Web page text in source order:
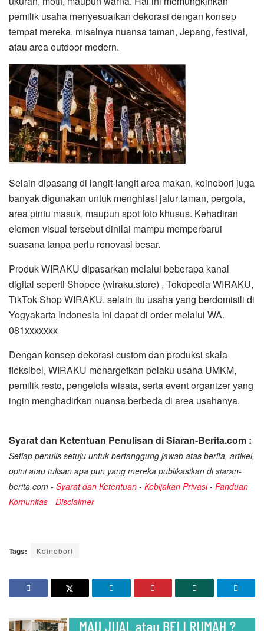
pemilik usaha menyesuaikan dekorasi dengan konsep
tempat mereka, misalnya nuansa taman, Jepang, festival,
atau area outdoor modern.
Selain dipasang di langit-langit area makan, koinobori juga
banyak digunakan untuk menghiasi jalur taman, pergola,
area pintu masuk, maupun spot foto khusus. Kehadiran
elemen visual tersebut dinilai mampu memperbarui
suasana tanpa perlu renovasi besar.
Produk WIRAKU dipasarkan melalui beberapa kanal
digital seperti Shopee (wiraku.store) , Tokopedia WIRAKU,
TikTok Shop WIRAKU. selain itu usaha yang berdomisili di
Yogyakarta Indonesia ini dapat di order melalui WA.
081xxxxxxx
Dengan konsep dekorasi custom dan produksi skala
fleksibel, WIRAKU menargetkan pelaku usaha UMKM,
pemilik resto, pengelola wisata, serta event organizer yang
ingin menghadirkan nuansa berbeda di area usahanya.
Syarat dan Ketentuan Penulisan di Siaran-Berita.com :
Setiap penulis setuju untuk bertanggung jawab atas berita, artikel,
opini atau tulisan apa pun yang mereka publikasikan di siaran-
berita.com - Syarat dan Ketentuan - Kebijakan Privasi- Panduan
Komunitas - Disclaimer
Tags: Koinobori